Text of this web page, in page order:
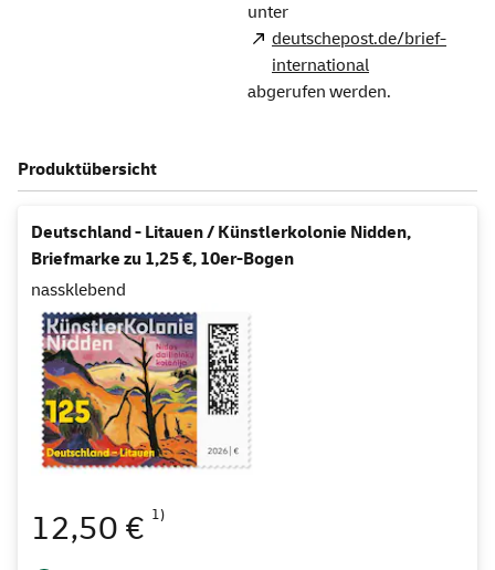
unter
deutschepost.de/brief-
international
abgerufen werden.
Produktübersicht
Deutschland - Litauen / Künstlerkolonie Nidden,
Briefmarke zu 1,25 €, 10er-Bogen
nassklebend
12,50 € 1)